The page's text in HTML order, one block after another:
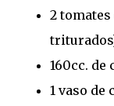
2
160cc. de
1 vaso de